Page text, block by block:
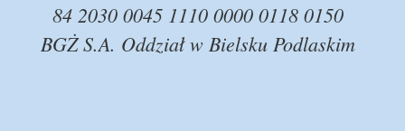
84 2030 0045 1110 0000 0118 0150
BGŻ S.A. Oddział w Bielsku Podlaskim